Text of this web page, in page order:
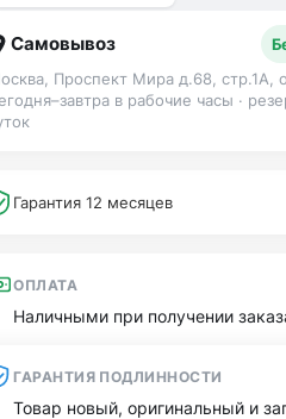
Самовывоз
Проспект Мира д.68, стр.1А,
в рабочие часы ·
Гарантия 12 месяцев
ОПЛАТА
Наличными при получении
ГАРАНТИЯ ПОДЛИННОСТИ
Товар новый, оригинальный и